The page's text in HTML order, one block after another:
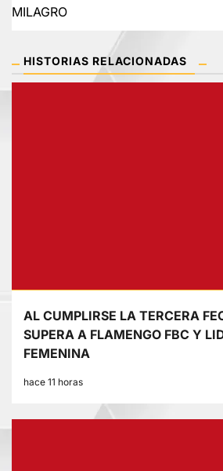
MILAGRO
HISTORIAS RELACIONADAS
AL CUMPLIRSE LA TERCERA
SUPERA A FLAMENGO FBC Y
FEMENINA
hace 11 horas